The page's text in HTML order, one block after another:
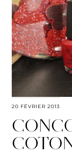
20 FÉVRIER 2013